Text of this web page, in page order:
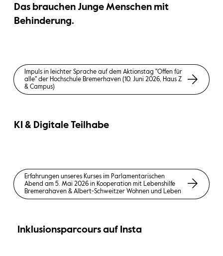
Das brauchen Junge Menschen mit
Behinderung.
Impuls in leichter Sprache auf dem Aktionstag "Offen für
alle" der Hochschule Bremerhaven (10. Juni 2026, Haus Z
& Campus)
KI & Digitale Teilhabe
Erfahrungen unseres Kurses im Parlamentarischen
Abend am 5. Mai 2026 in Kooperation mit Lebenshilfe
Bremerahaven & Albert-Schweitzer Wohnen und Leben
Inklusionsparcours auf Insta